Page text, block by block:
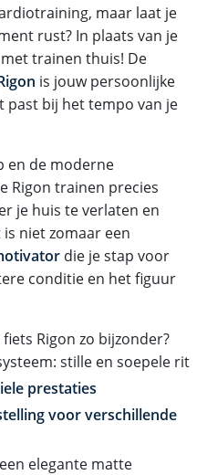
maar laat je
rust? In plaats van je
trainen thuis! De
is jouw persoonlijke
bij het tempo van je
en de moderne
Rigon trainen precies
je huis te verlaten en
niet zomaar een
die je stap voor
conditie en het figuur
Rigon zo bijzonder?
stille en soepele rit
prestaties
voor verschillende
elegante matte